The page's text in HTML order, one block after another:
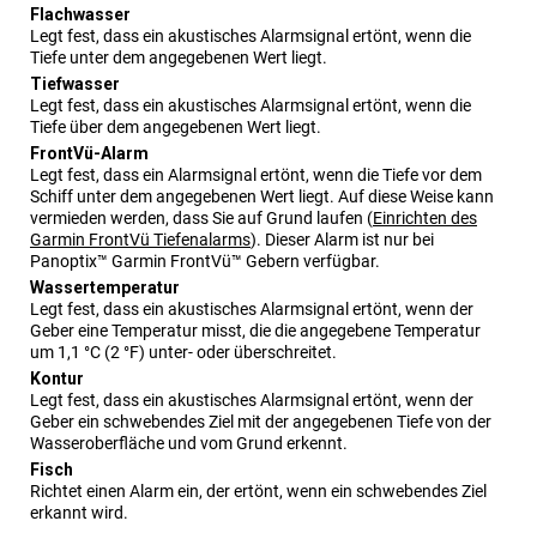
Flachwasser
Legt fest, dass ein akustisches Alarmsignal ertönt, wenn die
Tiefe unter dem angegebenen Wert liegt.
Tiefwasser
Legt fest, dass ein akustisches Alarmsignal ertönt, wenn die
Tiefe über dem angegebenen Wert liegt.
FrontVü-Alarm
Legt fest, dass ein Alarmsignal ertönt, wenn die Tiefe vor dem
Schiff unter dem angegebenen Wert liegt. Auf diese Weise kann
vermieden werden, dass Sie auf Grund laufen (Einrichten des
Garmin FrontVü Tiefenalarms). Dieser Alarm ist nur bei
Panoptix™ Garmin FrontVü™ Gebern verfügbar.
Wassertemperatur
Legt fest, dass ein akustisches Alarmsignal ertönt, wenn der
Geber eine Temperatur misst, die die angegebene Temperatur
um 1,1 °C (2 °F) unter- oder überschreitet.
Kontur
Legt fest, dass ein akustisches Alarmsignal ertönt, wenn der
Geber ein schwebendes Ziel mit der angegebenen Tiefe von der
Wasseroberfläche und vom Grund erkennt.
Fisch
Richtet einen Alarm ein, der ertönt, wenn ein schwebendes Ziel
erkannt wird.